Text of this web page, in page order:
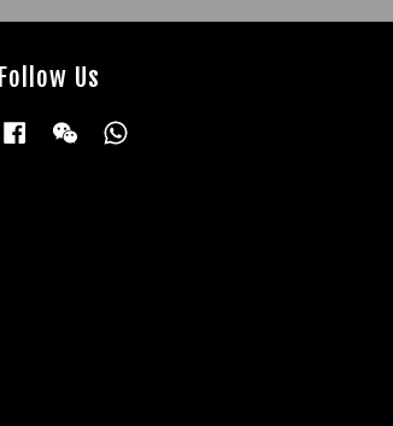
Follow Us
Facebook Wechat